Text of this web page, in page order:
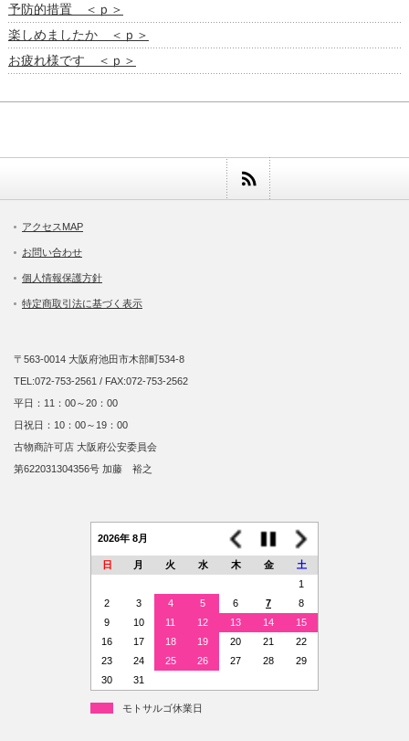
予防的措置 ＜ｐ＞
楽しめましたか ＜ｐ＞
お疲れ様です ＜ｐ＞
アクセスMAP
お問い合わせ
個人情報保護方針
特定商取引法に基づく表示
〒563-0014 大阪府池田市木部町534-8
TEL:072-753-2561 / FAX:072-753-2562
平日：11：00～20：00
日祝日：10：00～19：00
古物商許可店 大阪府公安委員会
第622031304356号 加藤 裕之
2026年 8月
日 月 火 水 木 金
土
1
2
3 4 5 6 7
8
9
10 11 12 13 14
15
16
17 18 19 20 21
22
23
24 25 26 27 28
29
30
31
モトサルゴ休業日